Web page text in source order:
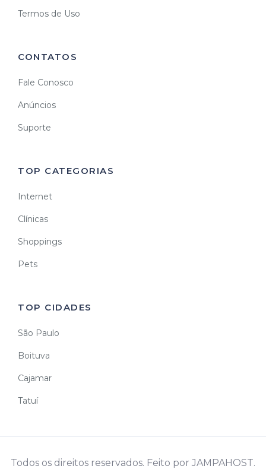
Termos de Uso
CONTATOS
Fale Conosco
Anúncios
Suporte
TOP CATEGORIAS
Internet
Clínicas
Shoppings
Pets
TOP CIDADES
São Paulo
Boituva
Cajamar
Tatuí
Todos os direitos reservados. Feito por JAMPAHOST.